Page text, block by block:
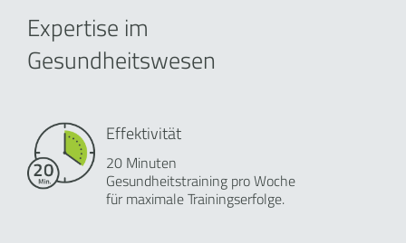
Expertise im
Gesundheitswesen
Effektivität
20 Minuten
Gesundheitstraining pro Woche
für maximale Trainingserfolge.